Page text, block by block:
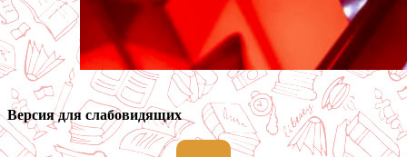
Версия для слабовидящих